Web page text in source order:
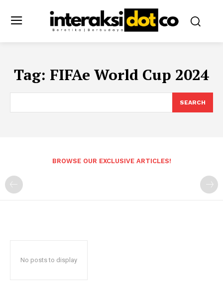
Tag: FIFAe World Cup 2024
SEARCH
BROWSE OUR EXCLUSIVE ARTICLES!
No posts to display